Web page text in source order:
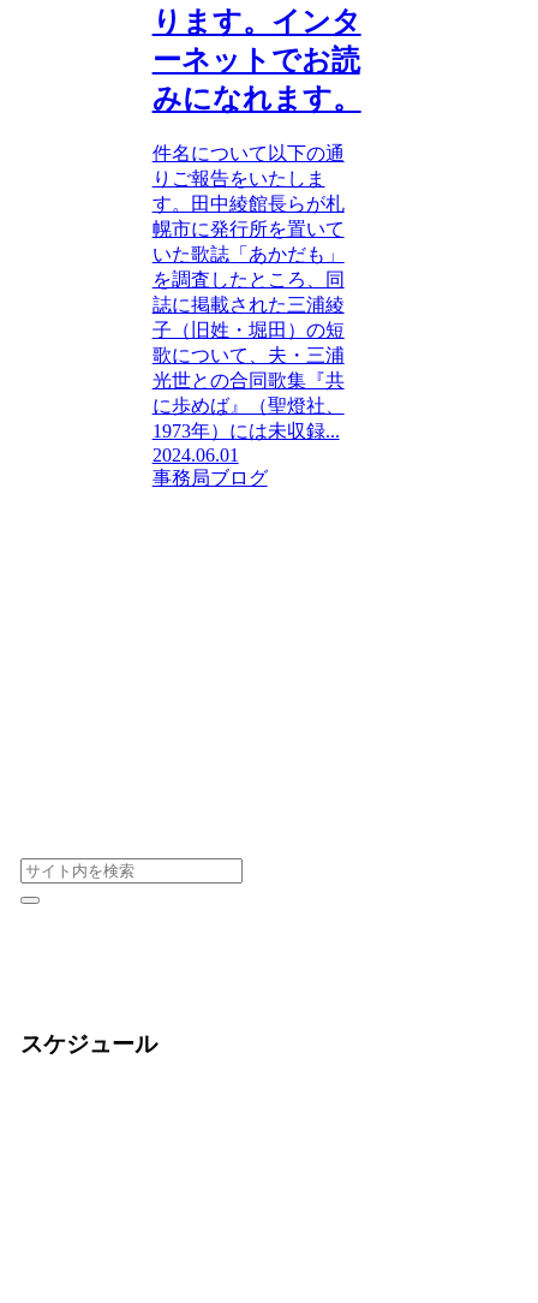
ります。インタ
ーネットでお読
みになれます。
件名について以下の通
りご報告をいたしま
す。田中綾館長らが札
幌市に発行所を置いて
いた歌誌「あかだも」
を調査したところ、同
誌に掲載された三浦綾
子（旧姓・堀田）の短
歌について、夫・三浦
光世との合同歌集『共
に歩めば』（聖燈社、
1973年）には未収録...
2024.06.01
事務局ブログ
スケジュール